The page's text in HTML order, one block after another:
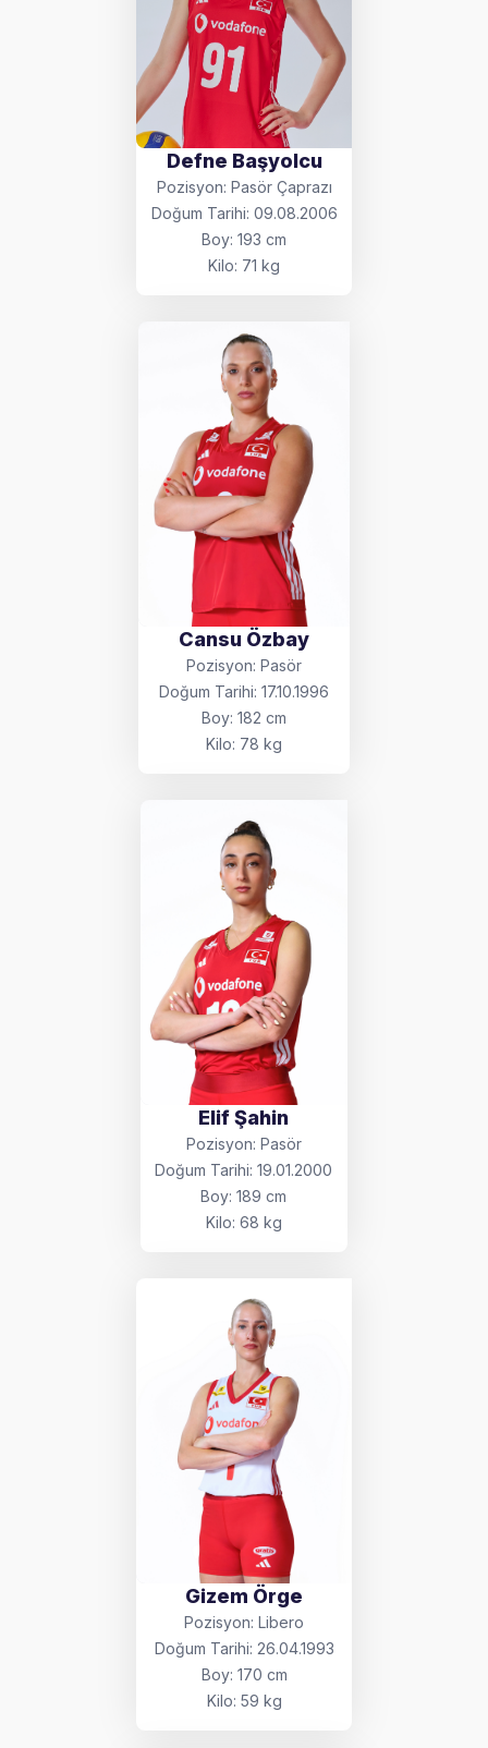
Defne Başyolcu
Pozisyon: Pasör Çaprazı
Doğum Tarihi: 09.08.2006
Boy: 193 cm
Kilo: 71 kg
Cansu Özbay
Pozisyon: Pasör
Doğum Tarihi: 17.10.1996
Boy: 182 cm
Kilo: 78 kg
Elif Şahin
Pozisyon: Pasör
Doğum Tarihi: 19.01.2000
Boy: 189 cm
Kilo: 68 kg
Gizem Örge
Pozisyon: Libero
Doğum Tarihi: 26.04.1993
Boy: 170 cm
Kilo: 59 kg